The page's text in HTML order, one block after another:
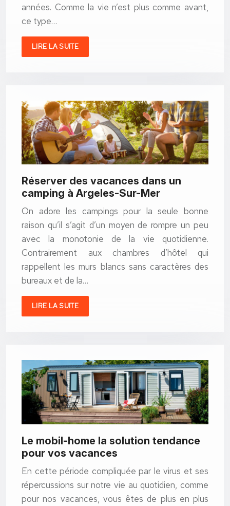
années. Comme la vie n’est plus comme avant,
ce type…
LIRE LA SUITE
Réserver des vacances dans un
camping à Argeles-Sur-Mer
On adore les campings pour la seule bonne
raison qu’il s’agit d’un moyen de rompre un peu
avec la monotonie de la vie quotidienne.
Contrairement aux chambres d’hôtel qui
rappellent les murs blancs sans caractères des
bureaux et de la…
LIRE LA SUITE
Le mobil-home la solution tendance
pour vos vacances
En cette période compliquée par le virus et ses
répercussions sur notre vie au quotidien, comme
pour nos vacances, vous êtes de plus en plus